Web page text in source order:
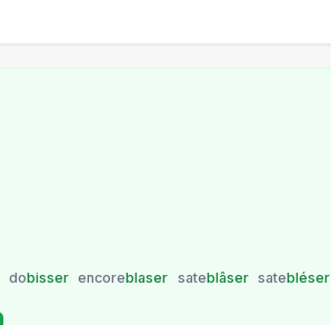
dobisser encoreblaser sateblâser satebléser